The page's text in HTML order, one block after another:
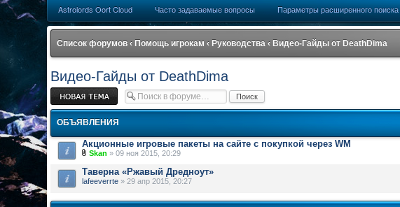
Astrolords Oort Cloud Часто задаваемые вопросы Параметры расширенного поиска
Список форумов ‹ Помощь игрокам ‹ Руководства ‹ Видео-Гайды от DeathDima
Видео-Гайды от DeathDima
Новая тема
ОБЪЯВЛЕНИЯ
Акционные игровые пакеты на сайте с покупкой через WM
Skan » 09 ноя 2015, 20:29
Таверна «Ржавый Дредноут»
lafeeverrte » 29 апр 2015, 20:27